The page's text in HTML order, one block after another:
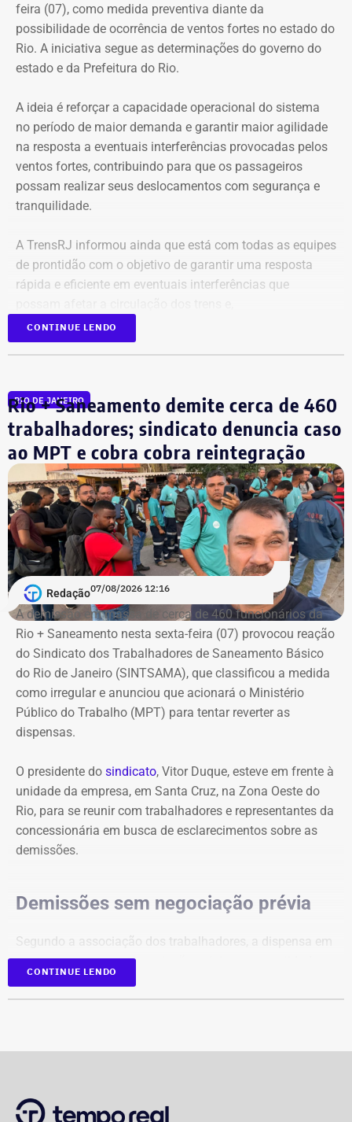
feira (07), como medida preventiva diante da
possibilidade de ocorrência de ventos fortes no estado do
Rio. A iniciativa segue as determinações do governo do
estado e da Prefeitura do Rio.
A ideia é reforçar a capacidade operacional do sistema
no período de maior demanda e garantir maior agilidade
na resposta a eventuais interferências provocadas pelos
ventos fortes, contribuindo para que os passageiros
possam realizar seus deslocamentos com segurança e
tranquilidade.
A TrensRJ informou ainda que está com todas as equipes
de prontidão com o objetivo de garantir uma resposta
rápida e eficiente em eventuais interferências que
consequentemente, a mobilidade dos passageiros.
pontos do sistema, com foco na identificação e solução
de ocorrências que possam comprometer a operação
ferroviária. Entre as possíveis interferências provocadas
pelo forte vento estão a queda de galhos e árvores
localizadas nas calçadas, mas que podem atingir a rede e
demais estruturas ferroviárias.
Caso seja necessário, a concessionária pode estender o
horário de funcionamento dos trens, de forma a contribuir
para que os passageiros possam retornar para suas
casas com segurança. Além disso, a orientação é que os
passageiros acompanhem os canais oficiais da TrensRJ
e, em caso de alterações na circulação, sigam as
orientações das equipes que atuam nas estações e nos
trens
CONTINUE LENDO
RIO DE JANEIRO
Rio + Saneamento demite cerca de 460
trabalhadores; sindicato denuncia caso
ao MPT e cobra cobra reintegração
Redação07/08/2026 12:16
A demissão em massa de cerca de 460 funcionários da
Rio + Saneamento nesta sexta-feira (07) provocou reação
do Sindicato dos Trabalhadores de Saneamento Básico
do Rio de Janeiro (SINTSAMA), que classificou a medida
como irregular e anunciou que acionará o Ministério
Público do Trabalho (MPT) para tentar reverter as
dispensas.
O presidente do sindicato, Vitor Duque, esteve em frente à
unidade da empresa, em Santa Cruz, na Zona Oeste do
Rio, para se reunir com trabalhadores e representantes da
concessionária em busca de esclarecimentos sobre as
demissões.
Demissões sem negociação prévia
Segundo a associação dos trabalhadores, a dispensa em
massa ocorreu sem negociação prévia com a entidade, o
trabalhista.
negociada com o sindicato da categoria, e isso não
ocorreu”, afirmou Vitor Duque.
CONTINUE LENDO